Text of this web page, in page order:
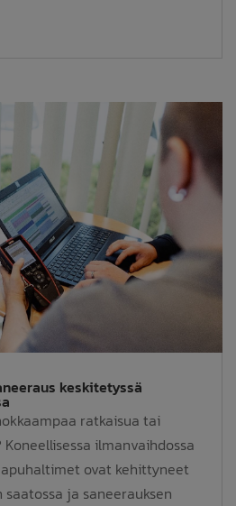
keskitetyssä
ratkaisua tai
ilmanvaihdossa
ovat kehittyneet
ja saneerauksen